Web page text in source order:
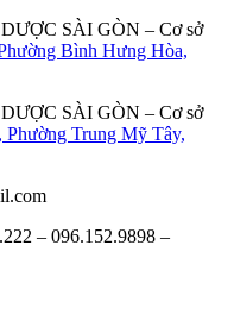
– Cơ sở
Bình Hưng Hòa,
– Cơ sở
Phường Trung Mỹ Tây,
– 096.152.9898 –